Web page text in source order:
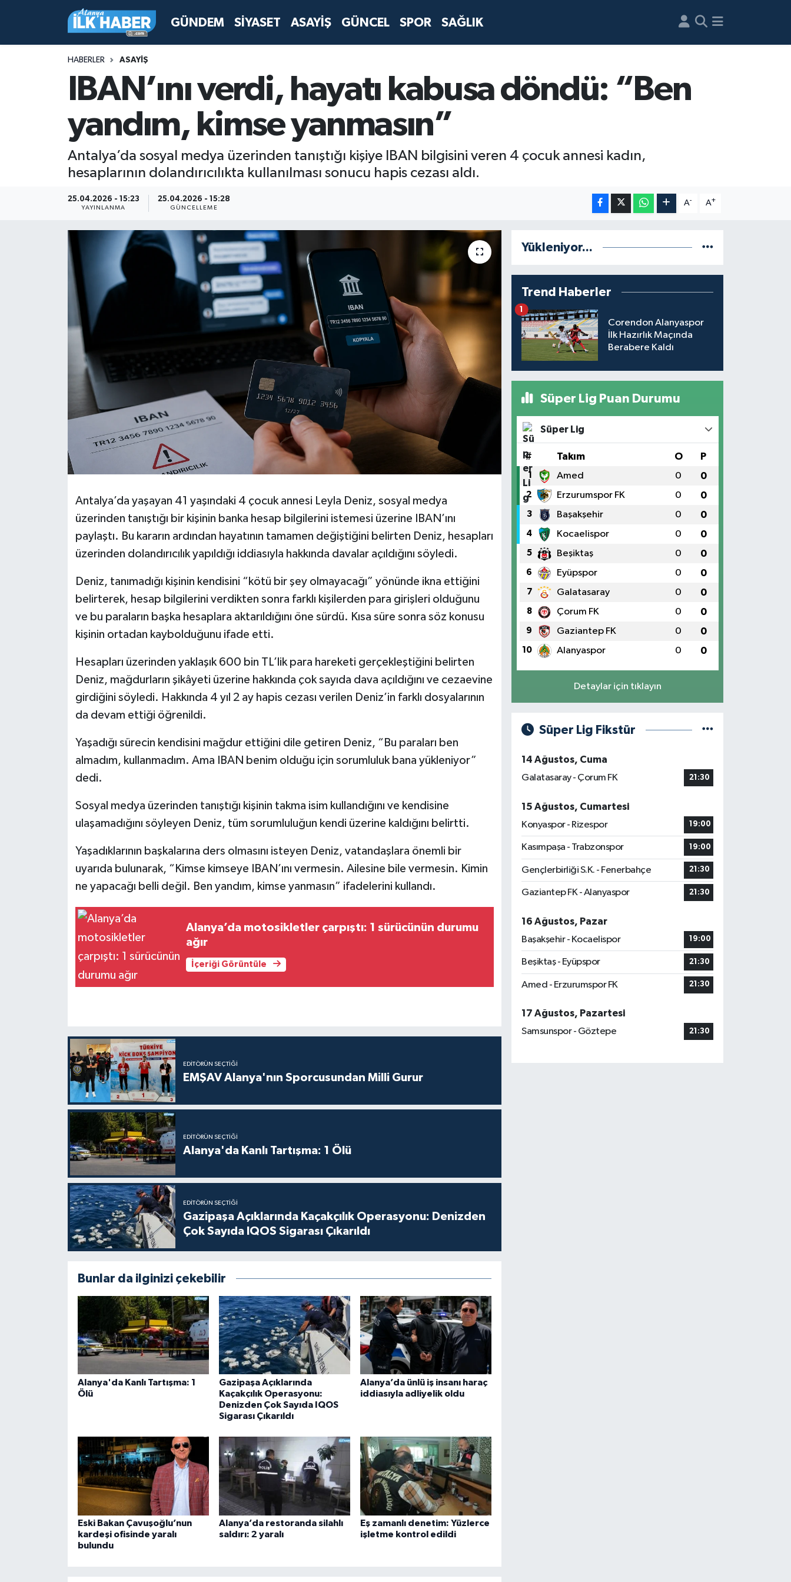
GÜNDEM SİYASET ASAYİŞ GÜNCEL SPOR SAĞLIK
HABERLER ASAYİŞ
IBAN’ını verdi, hayatı kabusa döndü: “Ben
yandım, kimse yanmasın”
Antalya’da sosyal medya üzerinden tanıştığı kişiye IBAN bilgisini veren 4 çocuk annesi kadın,
hesaplarının dolandırıcılıkta kullanılması sonucu hapis cezası aldı.
25.04.2026 - 15:23
YAYINLANMA
25.04.2026 - 15:28
GÜNCELLEME
A- A+
Antalya’da yaşayan 41 yaşındaki 4 çocuk annesi Leyla Deniz, sosyal medya
üzerinden tanıştığı bir kişinin banka hesap bilgilerini istemesi üzerine IBAN’ını
paylaştı. Bu kararın ardından hayatının tamamen değiştiğini belirten Deniz, hesapları
üzerinden dolandırıcılık yapıldığı iddiasıyla hakkında davalar açıldığını söyledi.
Deniz, tanımadığı kişinin kendisini “kötü bir şey olmayacağı” yönünde ikna ettiğini
belirterek, hesap bilgilerini verdikten sonra farklı kişilerden para girişleri olduğunu
ve bu paraların başka hesaplara aktarıldığını öne sürdü. Kısa süre sonra söz konusu
kişinin ortadan kaybolduğunu ifade etti.
Hesapları üzerinden yaklaşık 600 bin TL’lik para hareketi gerçekleştiğini belirten
Deniz, mağdurların şikâyeti üzerine hakkında çok sayıda dava açıldığını ve cezaevine
girdiğini söyledi. Hakkında 4 yıl 2 ay hapis cezası verilen Deniz’in farklı dosyalarının
da devam ettiği öğrenildi.
Yaşadığı sürecin kendisini mağdur ettiğini dile getiren Deniz, “Bu paraları ben
almadım, kullanmadım. Ama IBAN benim olduğu için sorumluluk bana yükleniyor”
dedi.
Sosyal medya üzerinden tanıştığı kişinin takma isim kullandığını ve kendisine
ulaşamadığını söyleyen Deniz, tüm sorumluluğun kendi üzerine kaldığını belirtti.
Yaşadıklarının başkalarına ders olmasını isteyen Deniz, vatandaşlara önemli bir
uyarıda bulunarak, “Kimse kimseye IBAN’ını vermesin. Ailesine bile vermesin. Kimin
ne yapacağı belli değil. Ben yandım, kimse yanmasın” ifadelerini kullandı.
Alanya’da motosikletler çarpıştı: 1 sürücünün durumu
ağır
İçeriği Görüntüle
EDITÖRÜN SEÇTIĞI
EMŞAV Alanya'nın Sporcusundan Milli Gurur
EDITÖRÜN SEÇTIĞI
Alanya'da Kanlı Tartışma: 1 Ölü
EDITÖRÜN SEÇTIĞI
Gazipaşa Açıklarında Kaçakçılık Operasyonu: Denizden
Çok Sayıda IQOS Sigarası Çıkarıldı
Bunlar da ilginizi çekebilir
Alanya'da Kanlı Tartışma: 1
Ölü
Gazipaşa Açıklarında
Kaçakçılık Operasyonu:
Denizden Çok Sayıda IQOS
Sigarası Çıkarıldı
Alanya’da ünlü iş insanı haraç
iddiasıyla adliyelik oldu
Eski Bakan Çavuşoğlu’nun
kardeşi ofisinde yaralı
bulundu
Alanya’da restoranda silahlı
saldırı: 2 yaralı
Eş zamanlı denetim: Yüzlerce
işletme kontrol edildi
Yükleniyor...
Trend Haberler
Corendon Alanyaspor
İlk Hazırlık Maçında
Berabere Kaldı
1
Süper Lig Puan Durumu
Süper Lig
# Takım O P
1 Amed 0 0
2 Erzurumspor FK 0 0
3 Başakşehir 0 0
4 Kocaelispor 0 0
5 Beşiktaş 0 0
6 Eyüpspor 0 0
7 Galatasaray 0 0
8 Çorum FK 0 0
9 Gaziantep FK 0 0
10 Alanyaspor 0 0
Detaylar için tıklayın
Süper Lig Fikstür
14 Ağustos, Cuma
Galatasaray - Çorum FK
21:30
15 Ağustos, Cumartesi
Konyaspor - Rizespor
19:00
Kasımpaşa - Trabzonspor 19:00
Gençlerbirliği S.K. - Fenerbahçe 21:30
Gaziantep FK - Alanyaspor 21:30
16 Ağustos, Pazar
Başakşehir - Kocaelispor
19:00
Beşiktaş - Eyüpspor 21:30
Amed - Erzurumspor FK 21:30
17 Ağustos, Pazartesi
Samsunspor - Göztepe
21:30
Antalya Nöbetçi Eczaneler
Antalya Hava Durumu
Antalya Trafik Yoğunluk Haritası
Süper Lig Puan Durumu ve Fikstür
Tüm Manşetler
Haber Arşivi